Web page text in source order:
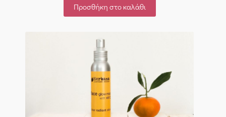
Προσθήκη στο καλάθι